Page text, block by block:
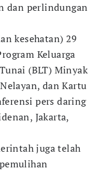
dan perlindungan
kesehatan) 29
Keluarga
(BLT) Minyak
dan Kartu
pers daring
Jakarta,
juga telah